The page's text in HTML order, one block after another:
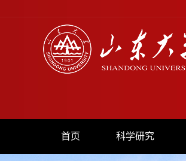
首页 科学研究